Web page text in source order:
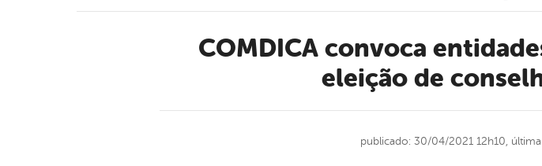
COMDICA convoca entidades não governamentais para
eleição de
publicado: 30/04/2021 12h10,